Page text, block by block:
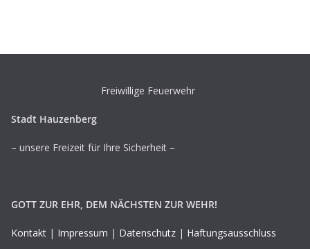
Freiwillige Feuerwehr
Stadt Hauzenberg
– unsere Freizeit für Ihre Sicherheit –
GOTT ZUR EHR, DEM NÄCHSTEN ZUR WEHR!
Kontakt | Impressum | Datenschutz | Haftungsausschluss